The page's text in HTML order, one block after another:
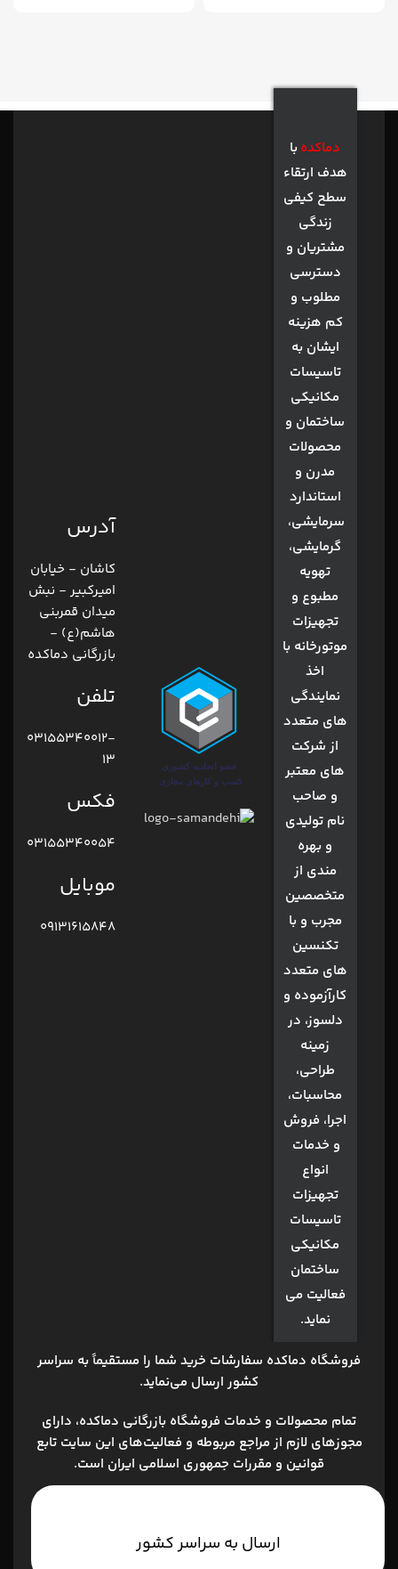
دماکدهبا
هدف ارتقاء
سطح کیفی
زندگی
مشتریان و
دسترسی
مطلوب و
کم هزینه
ایشان به
تاسیسات
مکانیکی
ساختمان و
محصولات
مدرن و
استاندارد
سرمایشی،
گرمایشی،
تهویه
مطبوع و
تجهیزات
موتورخانه با
اخذ
نمایندگی
های متعدد
از شرکت
های معتبر
و صاحب
نام تولیدی
و بهره
مندی از
متخصصین
مجرب و با
تکنسین
های متعدد
کارآزموده و
دلسوز، در
زمینه
طراحی،
محاسبات،
اجرا، فروش
و خدمات
انواع
تجهیزات
تاسیسات
مکانیکی
ساختمان
فعالیت می
نماید.
آدرس
کاشان - خیابان
امیرکبیر - نبش
میدان قمربنی
هاشم(ع) -
بازرگانی دماکده
تلفن
03155340012-
13
فکس
03155340054
موبایل
09131615848
فروشگاه دماکده سفارشات خرید شما را مستقیماً به سراسر
کشور ارسال می‌نماید.
تمام محصولات و خدمات فروشگاه بازرگانی دماکده، داراي
مجوزهاي لازم از مراجع مربوطه و فعاليت‌هاي اين سايت تابع
قوانين و مقررات جمهوري اسلامي ايران است.
ارسال به سراسر کشور